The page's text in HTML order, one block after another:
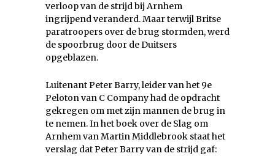
verloop van de strijd bij Arnhem
ingrijpend veranderd. Maar terwijl Britse
paratroopers over de brug stormden, werd
de spoorbrug door de Duitsers
opgeblazen.
Luitenant Peter Barry, leider van het 9e
Peloton van C Company had de opdracht
gekregen om met zijn mannen de brug in
te nemen. In het boek over de Slag om
Arnhem van Martin Middlebrook staat het
verslag dat Peter Barry van de strijd gaf: